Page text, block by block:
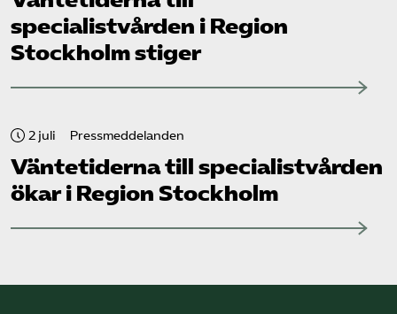
specialistvården i Region
Stockholm stiger
2 juli Pressmeddelanden
Väntetiderna till specialistvården
ökar i Region Stockholm